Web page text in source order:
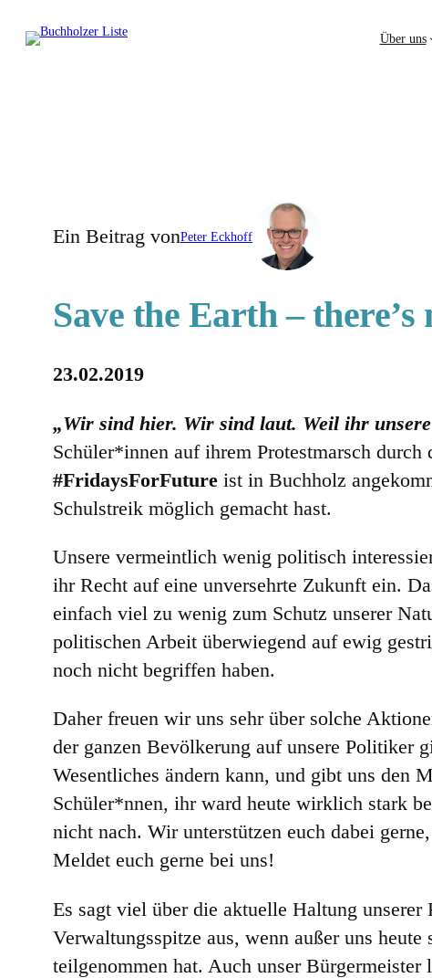
Zum
Inhalt
Über uns
Ein Beitrag vonPeter Eckhoff
Save the Earth – there’s
23.02.2019
„Wir sind hier. Wir sind laut. Weil ihr
Schüler*innen auf ihrem Protestmarsch
#FridaysForFuture ist in Buchholz
Schulstreik möglich gemacht hast.
Unsere vermeintlich wenig politisch
ihr Recht auf eine unversehrte Zukunft ein.
einfach viel zu wenig zum Schutz unserer
politischen Arbeit überwiegend auf ewig
noch nicht begriffen haben.
Daher freuen wir uns sehr über solche
der ganzen Bevölkerung auf unsere Politiker
Wesentliches ändern kann, und gibt uns den
Schüler*nnen, ihr ward heute wirklich stark
nicht nach. Wir unterstützen euch dabei
Meldet euch gerne bei uns!
Es sagt viel über die aktuelle Haltung
Verwaltungsspitze aus, wenn außer uns
teilgenommen hat. Auch unser